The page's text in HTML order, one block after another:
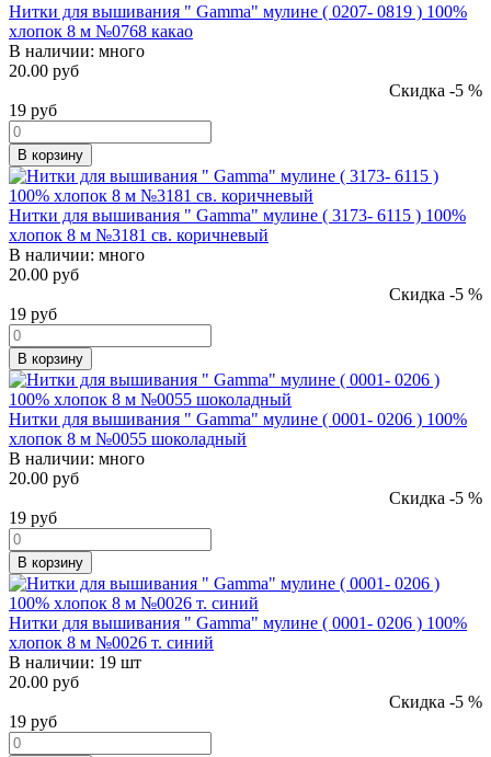
Нитки для вышивания " Gamma" мулине ( 0207- 0819 ) 100%
хлопок 8 м №0768 какао
В наличии: много
20.00 руб
Скидка -5 %
19 руб
В корзину
Нитки для вышивания " Gamma" мулине ( 3173- 6115 ) 100%
хлопок 8 м №3181 св. коричневый
В наличии: много
20.00 руб
Скидка -5 %
19 руб
В корзину
Нитки для вышивания " Gamma" мулине ( 0001- 0206 ) 100%
хлопок 8 м №0055 шоколадный
В наличии: много
20.00 руб
Скидка -5 %
19 руб
В корзину
Нитки для вышивания " Gamma" мулине ( 0001- 0206 ) 100%
хлопок 8 м №0026 т. синий
В наличии: 19 шт
20.00 руб
Скидка -5 %
19 руб